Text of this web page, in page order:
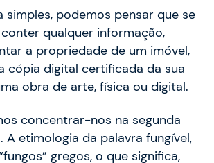
simples, podemos pensar que se
qualquer informação,
a propriedade de um imóvel,
cópia digital certificada da sua
obra de arte, física ou digital.
concentrar-nos na segunda
A etimologia da palavra fungível,
gregos, o que significa,